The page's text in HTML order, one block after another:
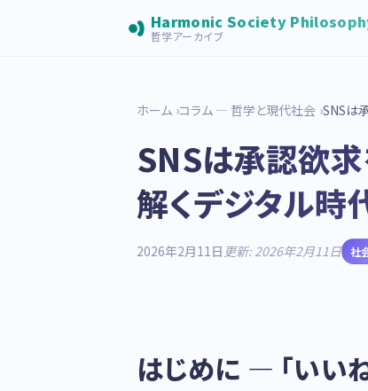
Harmonic Society
哲学アーカイブ
ホーム コラム — 哲学と現代社会 SNSは
SNSは承認欲
解くデジタル時
2026年2月11日 更新: 2026年2月11日 社
はじめに — 「いい